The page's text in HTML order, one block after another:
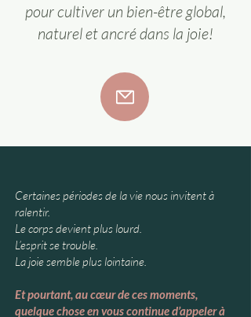
pour cultiver un bien-être global,
naturel et ancré dans la joie!
Certaines périodes de la vie nous invitent à
ralentir.
Le corps devient plus lourd.
L’esprit se trouble.
La joie semble plus lointaine.
Et pourtant, au cœur de ces moments,
quelque chose en vous continue d’appeler à